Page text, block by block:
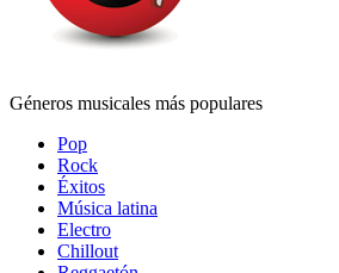
Géneros musicales más populares
Pop
Rock
Éxitos
Música latina
Electro
Chillout